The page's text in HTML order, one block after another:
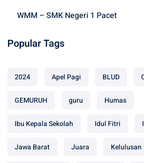
WMM – SMK Negeri 1 Pacet
Popular Tags
2024 Apel Pagi BLUD
GEMURUH guru Humas
Ibu Kepala Sekolah Idul Fitri
Jawa Barat Juara Kelulusan